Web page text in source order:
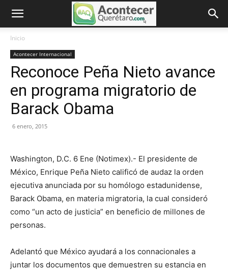
Inicio
Acontecer Internacional
Reconoce Peña Nieto avance
en programa migratorio de
Barack Obama
6 enero, 2015
Washington, D.C. 6 Ene (Notimex).- El presidente de
México, Enrique Peña Nieto calificó de audaz la orden
ejecutiva anunciada por su homólogo estadunidense,
Barack Obama, en materia migratoria, la cual consideró
como “un acto de justicia” en beneficio de millones de
personas.
Adelantó que México ayudará a los connacionales a
juntar los documentos que demuestren su estancia en